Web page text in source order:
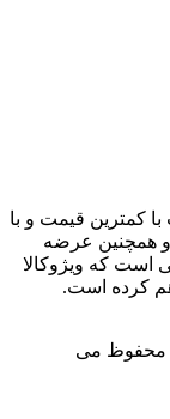
کمترین قیمت و با
و همچنین عرضه
است که ویژوکالا
کرده است.
محفوظ می